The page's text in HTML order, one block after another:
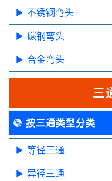
不锈钢弯头
碳钢弯头
合金弯头
三
按三通类型分类
等径三通
异径三通